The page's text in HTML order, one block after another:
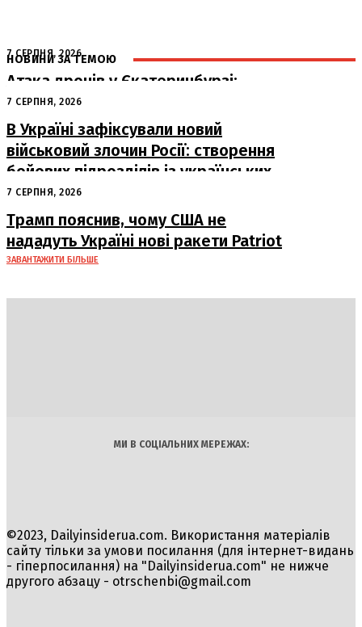
НОВИНИ ЗА ТЕМОЮ
7 СЕРПНЯ, 2026
Атака дронів у Єкатеринбурзі:
загорівся склад Wildberries
7 СЕРПНЯ, 2026
В Україні зафіксували новий
військовий злочин Росії: створення
бойових підрозділів із українських
військовополонених
7 СЕРПНЯ, 2026
Трамп пояснив, чому США не
нададуть Україні нові ракети Patriot
ЗАВАНТАЖИТИ БІЛЬШЕ
МИ В СОЦІАЛЬНИХ МЕРЕЖАХ:
©2023, Dailyinsiderua.com. Використання матеріалів
сайту тільки за умови посилання (для інтернет-видань
- гіперпосилання) на "Dailyinsiderua.com" не нижче
другого абзацу - otrschenbi@gmail.com